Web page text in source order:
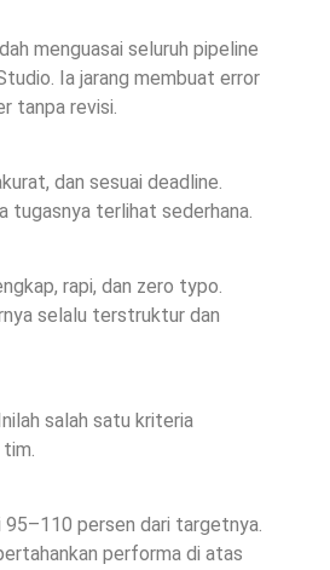
menguasai seluruh pipeline
Ia jarang membuat error
tanpa revisi.
dan sesuai deadline.
tugasnya terlihat sederhana.
rapi, dan zero typo.
selalu terstruktur dan
salah satu kriteria
persen dari targetnya.
performa di atas